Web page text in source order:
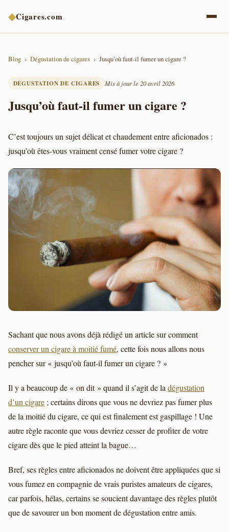
◆Cigares.com
Blog Dégustation de cigares Jusqu’où faut-il fumer un cigare ?
DÉGUSTATION DE CIGARES Mis à jour le 20 avril 2026
Jusqu’où faut-il fumer un cigare ?
C’est toujours un sujet délicat et chaudement entre aficionados :
jusqu’où êtes-vous vraiment censé fumer votre cigare ?
Sachant que nous avons déjà rédigé un article sur comment
conserver un cigare à moitié fumé, cette fois nous allons nous
pencher sur « jusqu’où faut-il fumer un cigare ? »
Il y a beaucoup de « on dit » quand il s’agit de la dégustation
d’un cigare ; certains dirons que vous ne devriez pas fumer plus
de la moitié du cigare, ce qui est finalement est gaspillage ! Une
autre règle raconte que vous devriez cesser de profiter de votre
cigare dès que le pied atteint la bague…
Bref, ses règles entre aficionados ne doivent être appliquées que si
vous fumez en compagnie de vrais puristes amateurs de cigares,
car parfois, hélas, certains se soucient davantage des règles plutôt
que de savourer un bon moment de dégustation entre amis.